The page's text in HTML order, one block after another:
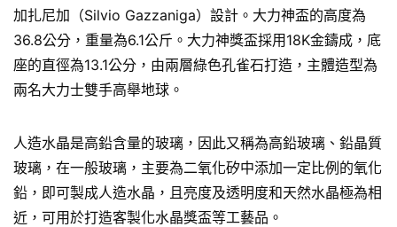
加扎尼加（Silvio Gazzaniga）設計。大力神盃的高度為
36.8公分，重量為6.1公斤。大力神獎盃採用18K金鑄成，底
座的直徑為13.1公分，由兩層綠色孔雀石打造，主體造型為
兩名大力士雙手高舉地球。
人造水晶是高鉛含量的玻璃，因此又稱為高鉛玻璃、鉛晶質
玻璃，在一般玻璃，主要為二氧化矽中添加一定比例的氧化
鉛，即可製成人造水晶，且亮度及透明度和天然水晶極為相
近，可用於打造客製化水晶獎盃等工藝品。